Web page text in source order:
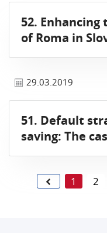
52.
of Roma in
29.03.2019
51. Default
saving: The
1 2